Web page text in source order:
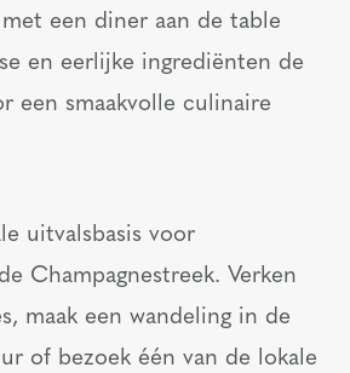
een diner aan de table
en eerlijke ingrediënten de
een smaakvolle culinaire
uitvalsbasis voor
Champagnestreek. Verken
maak een wandeling in de
of bezoek één van de lokale